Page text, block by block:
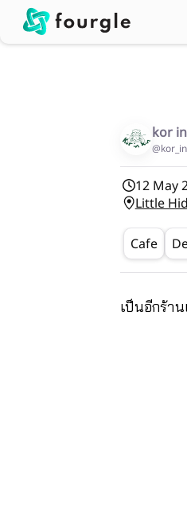
kor
12 May
Little
Cafe
เป็นอีกร้า